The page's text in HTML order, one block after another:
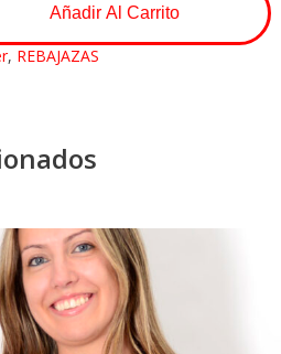
Añadir Al Carrito
, REBAJAZAS